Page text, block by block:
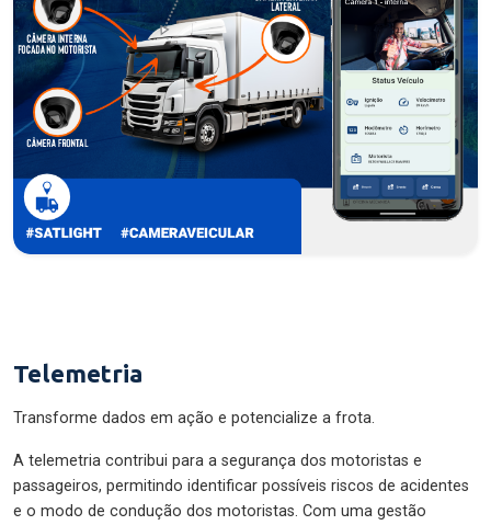
Telemetria
Transforme dados em ação e potencialize a frota.
A telemetria contribui para a segurança dos motoristas e
passageiros, permitindo identificar possíveis riscos de acidentes
e o modo de condução dos motoristas. Com uma gestão